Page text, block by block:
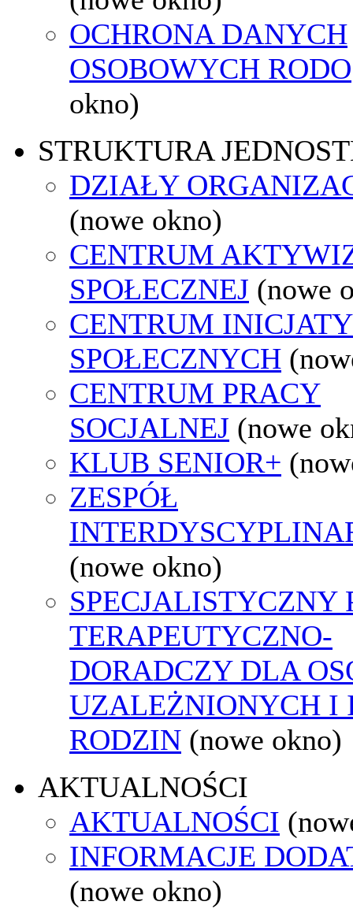
OCHRONA DANYCH
OSOBOWYCH RODO
okno)
STRUKTURA
DZIAŁY
(nowe okno)
CENTRUM
SPOŁECZNEJ (nowe
CENTRUM
SPOŁECZNYCH
CENTRUM PRACY
SOCJALNEJ (nowe
KLUB SENIOR+
ZESPÓŁ
(nowe okno)
SPECJALISTYCZNY
TERAPEUTYCZNO-
DORADCZY DLA
UZALEŻNIONYCH I
RODZIN (nowe okno)
AKTUALNOŚCI
AKTUALNOŚCI
INFORMACJE
(nowe okno)